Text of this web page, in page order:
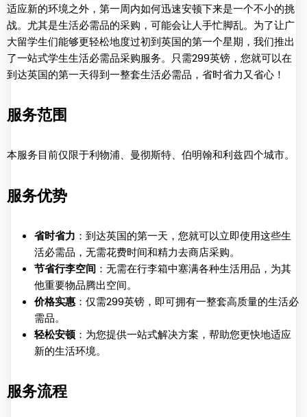
适应新的环境之外，第一周内如何迅速安顿下来是一个不小的挑
战。尤其是生活必需品的采购，可能会让人手忙脚乱。为了让广
大留学生们能够更轻松地度过初到英国的第一个星期，我们推出
了一站式学生生活必需品采购服务。只需299英镑，您就可以在
到达英国的第一天得到一整套生活必需品，省时省力又省心！
服务范围
本服务目前仅限于利物浦、曼彻斯特、伯明翰和利兹四个城市。
服务优势
省时省力 ：到达英国的第一天，您就可以立即使用这些生
活必需品，无需花费时间和精力去商店采购。
节省行李空间 ：无需在行李箱中塞满各种生活用品，为其
他重要物品腾出空间。
价格实惠 ：仅需299英镑，即可拥有一整套高质量的生活必
需品。
轻松安顿 ：为您提供一站式解决方案，帮助您更快地适应
新的生活环境。
服务流程